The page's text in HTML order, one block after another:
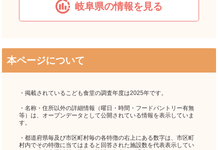
岐阜県の情報を見る
本ページについて
・掲載されているこども食堂の調査年度は2025年です。
・名称・住所以外の詳細情報（曜日・時間・フードパントリー有無
等）は、オープンデータとして公開されている情報を表示していま
す。
・都道府県毎及び市区町村毎の各特徴の右上にある数字は、市区町
村内でその特徴に当てはまると回答された施設数を代表表示してい